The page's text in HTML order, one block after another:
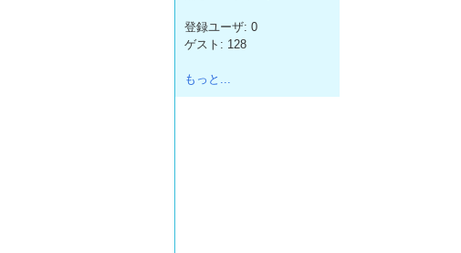
登録ユーザ: 0
ゲスト: 128
もっと...